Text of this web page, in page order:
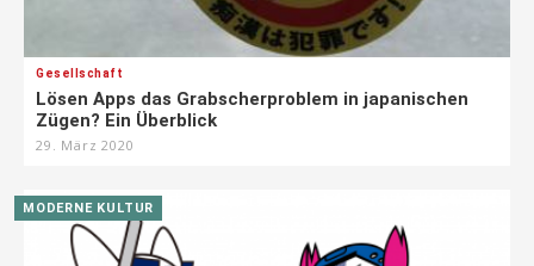
Gesellschaft
Lösen Apps das Grabscherproblem in japanischen
Zügen? Ein Überblick
29. März 2020
MODERNE KULTUR